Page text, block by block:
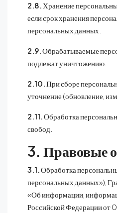
2.8. Хранение
если срок хранения
персональных данных.
2.9.Обрабатываемые
подлежат уничтожению.
2.10.При сборе
уточнение (обновление,
2.11.Обработка
свобод.
3. Правовые
3.1.Обработка
персональных данных»),
«Об информации,
Российской Федерации от